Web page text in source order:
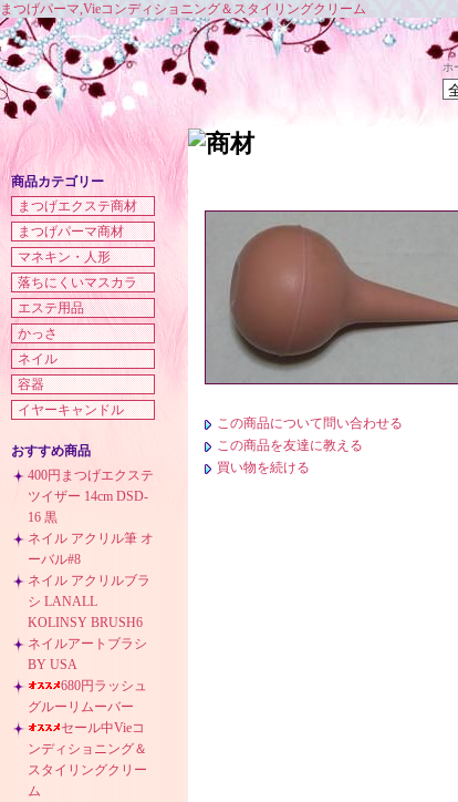
まつげパーマ,Vieコンディショニング＆スタイリングクリーム
ホ
商品カテゴリー
まつげエクステ商材
まつげパーマ商材
マネキン・人形
落ちにくいマスカラ
エステ用品
かっさ
ネイル
容器
イヤーキャンドル
おすすめ商品
400円まつげエクステ
ツイザー 14cm DSD-
16 黒
ネイル アクリル筆 オ
ーバル#8
ネイル アクリルブラ
シ LANALL
KOLINSY BRUSH6
ネイルアートブラシ
BY USA
680円ラッシュ
グルーリムーバー
セール中Vieコ
ンディショニング＆
スタイリングクリー
ム
この商品について問い合わせる
この商品を友達に教える
買い物を続ける